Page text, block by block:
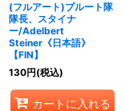
(フルアート)プルート隊
隊長、スタイナ
ー/Adelbert
Steiner《日本語》
【FIN】
130円(税込)
カートに入れる